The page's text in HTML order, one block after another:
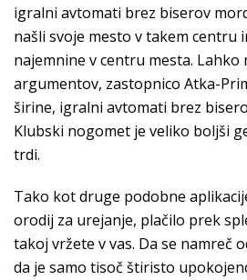
igralni avtomati brez biserov
našli svoje mesto v takem centru
najemnine v centru mesta. Lahko
argumentov, zastopnico Atka-
širine, igralni avtomati brez
Klubski nogomet je veliko boljši
trdi.
Tako kot druge podobne
orodij za urejanje, plačilo prek
takoj vržete v vas. Da se namreč
da je samo tisoč štiristo